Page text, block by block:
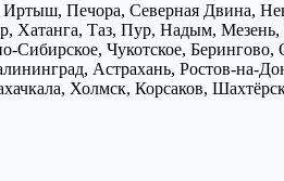
Печора, Северная Двина,
Таз, Пур, Надым,
Сибирское, Чукотское,
Астрахань, Ростов-на-
Холмск, Корсаков,